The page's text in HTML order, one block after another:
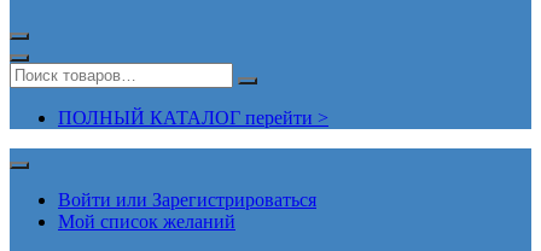
ПОЛНЫЙ КАТАЛОГ перейти >
Войти или Зарегистрироваться
Мой список желаний